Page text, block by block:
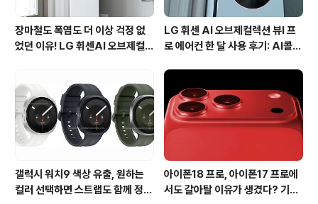
장마철도 폭염도 더 이상 걱정 없
었던 이유! LG 휘센AI 오브제컬렉
LG 휘센 AI 오브제컬렉션 뷰I 프
로 에어컨 한 달 사용 후기: AI콜드
갤럭시 워치9 색상 유출, 원하는
컬러 선택하면 스트랩도 함께 정해
아이폰18 프로, 아이폰17 프로에
서도 갈아탈 이유가 생겼다? 기대